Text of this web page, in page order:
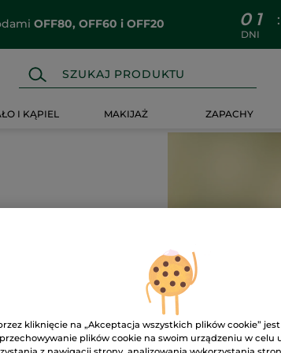
OFF80, OFF60 i OFF20 0 1
DNI
:
I KĄPIEL MAKIJAŻ ZAPACHY
-29%
kliknięcie na „Akceptacja wszystkich plików cookie”
plików cookie na swoim urządzeniu w celu